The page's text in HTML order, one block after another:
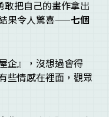
敢把自己的畫作拿出
果令人驚喜——七個
企』，沒想過會得
些情感在裡面，觀眾